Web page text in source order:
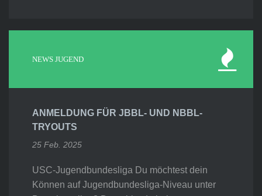
NEWS JUGEND
ANMELDUNG FÜR JBBL- UND NBBL-
TRYOUTS
25 Feb. 2025
USC-Jugendbundesliga Du möchtest dein
Können auf Jugendbundesliga-Niveau unter